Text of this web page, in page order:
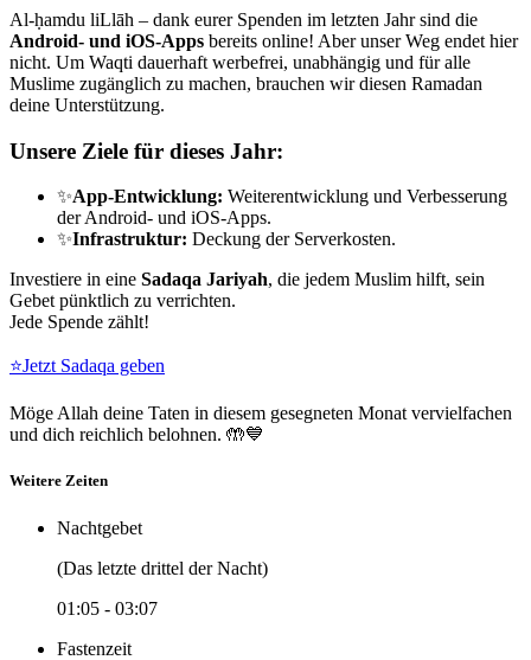
Al-ḥamdu liLlāh – dank eurer Spenden im letzten Jahr sind die
Android- und iOS-Apps bereits online! Aber unser Weg endet hier
nicht. Um Waqti dauerhaft werbefrei, unabhängig und für alle
Muslime zugänglich zu machen, brauchen wir diesen Ramadan
deine Unterstützung.
Unsere Ziele für dieses Jahr:
✨App-Entwicklung: Weiterentwicklung und Verbesserung
der Android- und iOS-Apps.
✨Infrastruktur: Deckung der Serverkosten.
Investiere in eine Sadaqa Jariyah, die jedem Muslim hilft, sein
Gebet pünktlich zu verrichten.
Jede Spende zählt!
⭐Jetzt Sadaqa geben
Möge Allah deine Taten in diesem gesegneten Monat vervielfachen
und dich reichlich belohnen. 🤲💙
Weitere Zeiten
Nachtgebet
(Das letzte drittel der Nacht)
01:05 - 03:07
Fastenzeit